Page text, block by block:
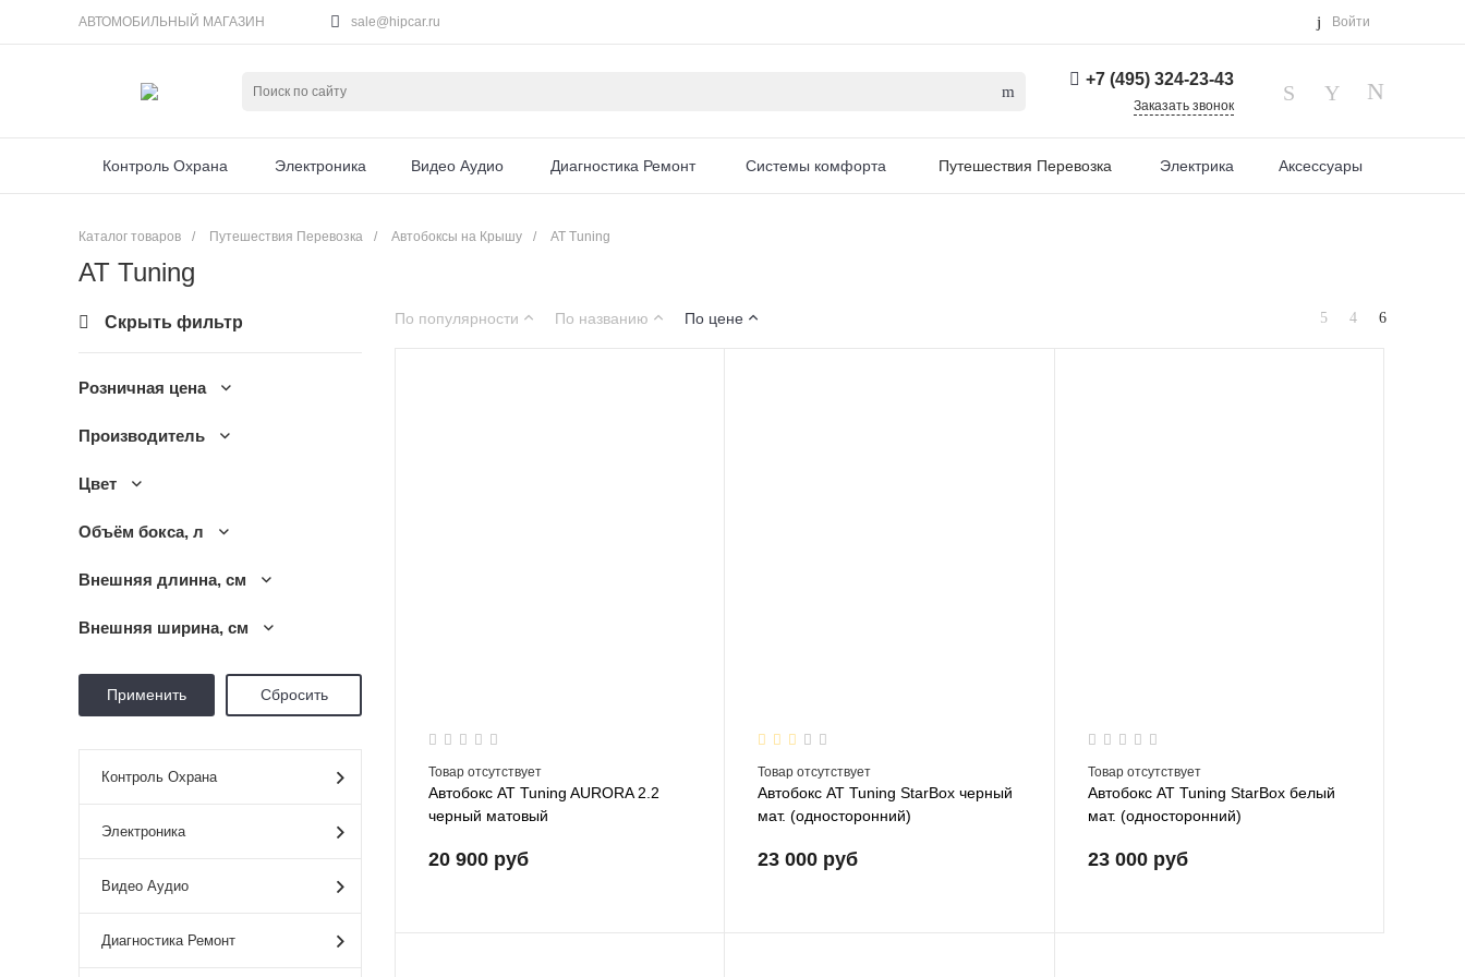
АВТОМОБИЛЬНЫЙ МАГАЗИН sale@hipcar.ru Войти
+7 (495) 324-23-43
Заказать звонок
Контроль Охрана Электроника Видео Аудио Диагностика Ремонт Системы комфорта Путешествия Перевозка Электрика Аксессуары
Каталог товаров / Путешествия Перевозка / Автобоксы на Крышу / AT Tuning
AT Tuning
Скрыть фильтр
Розничная цена
Производитель
Цвет
Объём бокса, л
Внешняя длинна, см
Внешняя ширина, см
Контроль Охрана
Электроника
Видео Аудио
Диагностика Ремонт
По популярности По названию По цене
Товар отсутствует
Автобокс AT Tuning AURORA 2.2
черный матовый
20 900 руб
Товар отсутствует
Автобокс AT Tuning StarBox черный
мат. (односторонний)
23 000 руб
Товар отсутствует
Автобокс AT Tuning StarBox белый
мат. (односторонний)
23 000 руб